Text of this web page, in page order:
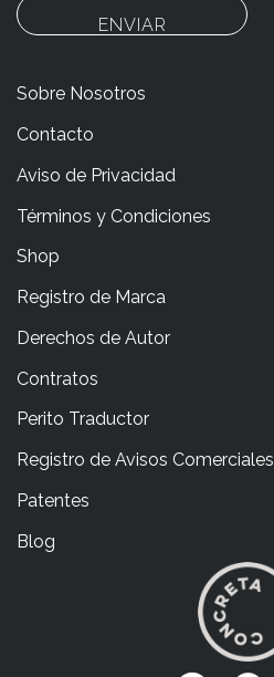
ENVIAR
Sobre Nosotros
Contacto
Aviso de Privacidad
Términos y Condiciones
Shop
Registro de Marca
Derechos de Autor
Contratos
Perito Traductor
Registro de Avisos Comerciales
Patentes
Blog